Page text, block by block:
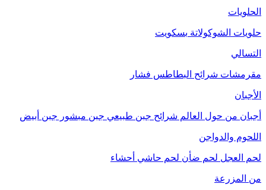
الحلويات
حلويات الشوكولاتة بسكويت
التسالي
مقرمشات شرائح البطاطس فشار
الأجبان
أجبان من حول العالم شرائح جبن طبيعي جبن مبشور جبن أبيض
اللحوم والدواجن
لحم العجل لحم ضأن لحم حاشي أحشاء
من المزرعة